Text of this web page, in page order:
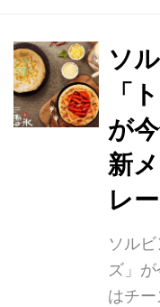
ソル
ら期
す。
この新
クシム
のふ
ま、
まを
ソ
「
が
新
レー
ソル
ズ」
はチ